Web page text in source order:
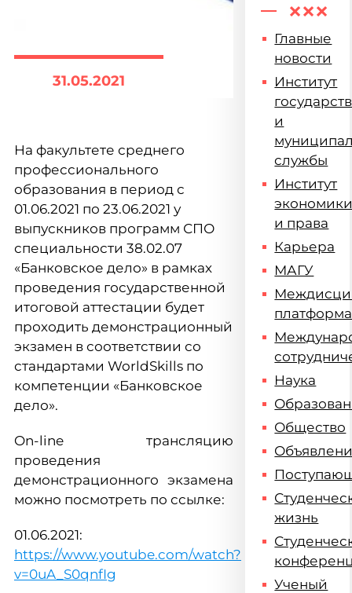
31.05.2021
На факультете среднего
профессионального
образования в период с
01.06.2021 по 23.06.2021 у
выпускников программ СПО
специальности 38.02.07
«Банковское дело» в рамках
проведения государственной
итоговой аттестации будет
проходить демонстрационный
экзамен в соответствии со
стандартами WorldSkills по
компетенции «Банковское
дело».
On-line трансляцию
проведения
демонстрационного экзамена
можно посмотреть по ссылке:
01.06.2021:
https://www.youtube.com/watch?
v=0uA_S0qnfIg
Главные
новости
Институт
и
службы
Институт
и права
Карьера
МАГУ
платформа
Наука
Общество
жизнь
Ученый